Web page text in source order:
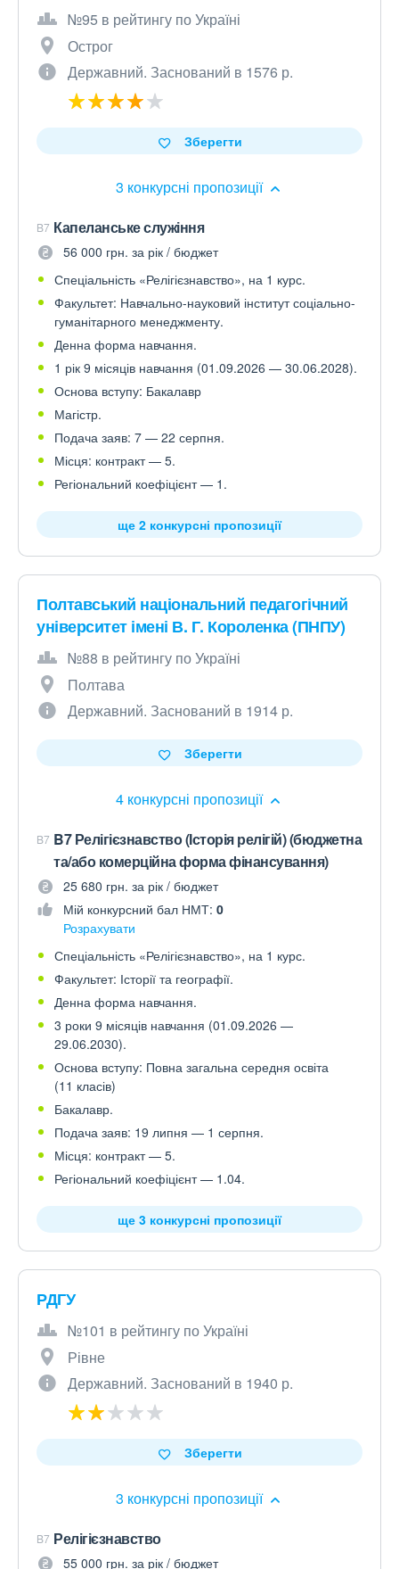
№95 в рейтингу по Україні
Острог
Державний. Заснований в 1576 р.
3 конкурсні пропозиції
Зберегти
B7 Капеланське служіння
56 000 грн. за рік / бюджет
Спеціальність «Релігієзнавство», на 1 курс.
Факультет: Навчально-науковий інститут соціально-
гуманітарного менеджменту.
Денна форма навчання.
1 рік 9 місяців навчання (01.09.2026 — 30.06.2028).
Основа вступу: Бакалавр
Магістр.
Подача заяв: 7 — 22 серпня.
Місця: контракт — 5.
Регіональний коефіцієнт — 1.
ще 2 конкурсні пропозиції
Полтавський національний педагогічний
університет імені В. Г. Короленка (ПНПУ)
№88 в рейтингу по Україні
Полтава
Державний. Заснований в 1914 р.
4 конкурсні пропозиції
Зберегти
B7 B7 Релігієзнавство (Історія релігій) (бюджетна
та/або комерційна форма фінансування)
25 680 грн. за рік / бюджет
Мій конкурсний бал НМТ: 0
Розрахувати
Спеціальність «Релігієзнавство», на 1 курс.
Факультет: Історії та географії.
Денна форма навчання.
3 роки 9 місяців навчання (01.09.2026 —
29.06.2030).
Основа вступу: Повна загальна середня освіта
(11 класів)
Бакалавр.
Подача заяв: 19 липня — 1 серпня.
Місця: контракт — 5.
Регіональний коефіцієнт — 1.04.
ще 3 конкурсні пропозиції
РДГУ
№101 в рейтингу по Україні
Рівне
Державний. Заснований в 1940 р.
3 конкурсні пропозиції
Зберегти
B7 Релігієзнавство
55 000 грн. за рік / бюджет